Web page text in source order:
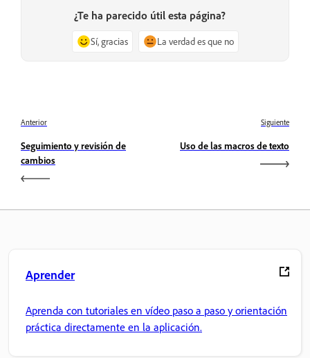
¿Te ha parecido útil esta página?
Sí, gracias La verdad es que no
Anterior
Seguimiento y revisión de
cambios
Siguiente
Uso de las macros de texto
Aprender
Aprenda con tutoriales en vídeo paso a paso y orientación
práctica directamente en la aplicación.